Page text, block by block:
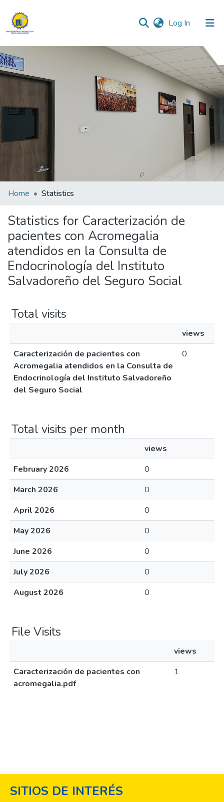
Log In (current)
Communities & Collections
All of DSpace
Home Statistics
Statistics for Caracterización de
pacientes con Acromegalia
atendidos en la Consulta de
Endocrinología del Instituto
Salvadoreño del Seguro Social
Total visits
views
Caracterización de pacientes con
Acromegalia atendidos en la Consulta de
Endocrinología del Instituto Salvadoreño
del Seguro Social
0
Total visits per month
views
February 2026
0
March 2026
0
April 2026
0
May 2026
0
June 2026
0
July 2026
0
August 2026
0
File Visits
views
Caracterización de pacientes con
acromegalia.pdf
1
SITIOS DE INTERÉS